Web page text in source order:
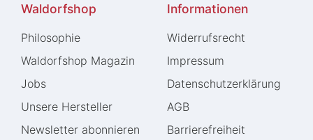
Waldorfshop
Philosophie
Waldorfshop Magazin
Jobs
Unsere Hersteller
Newsletter abonnieren
Informationen
Widerrufs­recht
Impressum
Daten­schutz­erklärung
AGB
Barrierefreiheit